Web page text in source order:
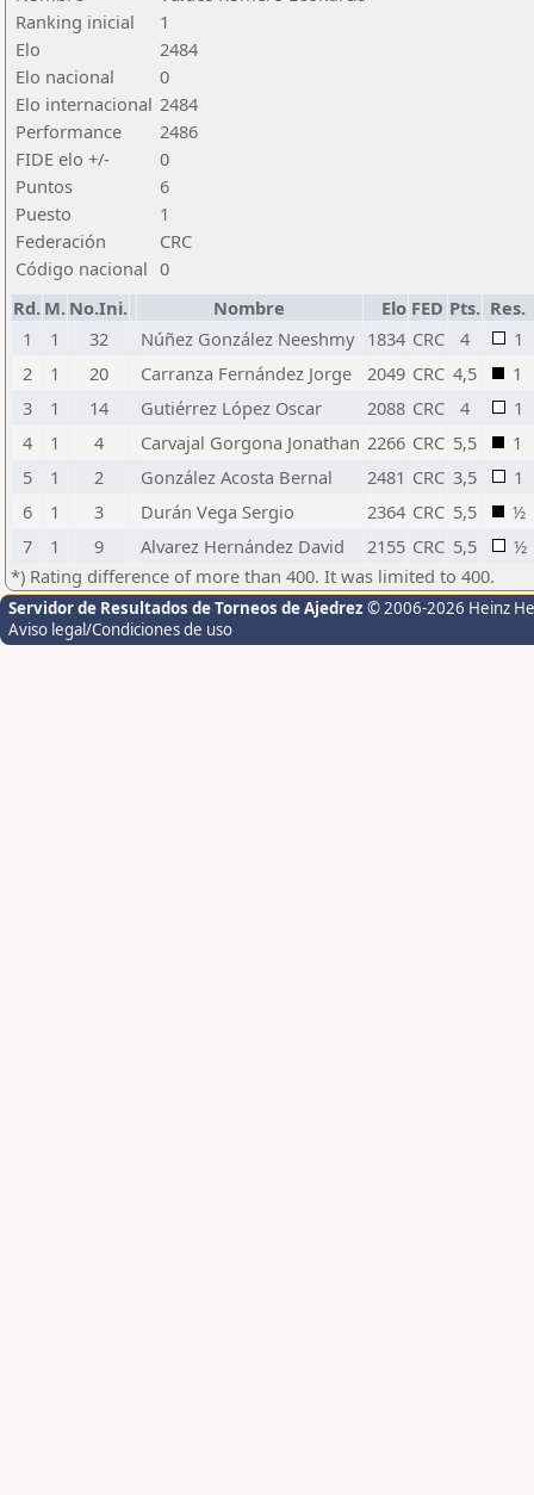
Ranking inicial
1
Elo
2484
Elo nacional
0
Elo internacional 2484
Performance
2486
FIDE elo +/-
0
Puntos
6
Puesto
1
Federación
CRC
Código nacional 0
Rd. M. No.Ini. Nombre Elo FED Pts. Res.
1
1 32 Núñez González Neeshmy 1834 CRC 4
1
2
1 20 Carranza Fernández Jorge 2049 CRC 4,5
1
3
1 14 Gutiérrez López Oscar 2088 CRC 4
1
4
1 4 Carvajal Gorgona Jonathan 2266 CRC 5,5
1
5
1 2 González Acosta Bernal 2481 CRC 3,5
1
6
1 3 Durán Vega Sergio 2364 CRC 5,5
½
7
1 9 Alvarez Hernández David 2155 CRC 5,5
½
*) Rating difference of more than 400. It was limited to 400.
Servidor de Resultados de Torneos de Ajedrez © 2006-2026 Heinz
Aviso legal/Condiciones de uso